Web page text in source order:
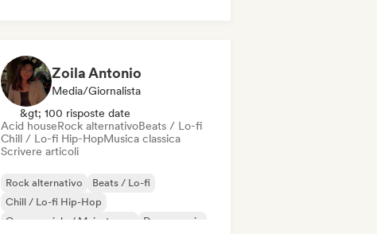
Zoila Antonio
Media/Giornalista
&gt; 100 risposte date
Acid houseRock alternativoBeats / Lo-fi
Chill / Lo-fi Hip-HopMusica classica
Scrivere articoli
Rock alternativo
Beats / Lo-fi
Chill / Lo-fi Hip-Hop
Commerciale / Mainstream
Dance music